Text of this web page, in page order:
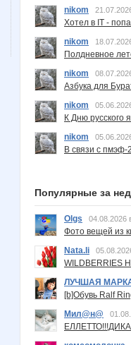
nikom
Хотел в IT -
nikom
Полдневное
nikom
Азбука для
nikom
К Дню русского
nikom
В связи с пмэф-
Популярные за
Olgs 04.08.2026
Фото вещей из
Nata.li
ЛУЧШАЯ
[b]Обувь Ralf
Мил@н@